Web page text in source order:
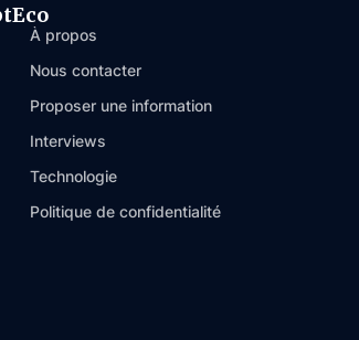
À propos
Nous contacter
Proposer une information
Interviews
Technologie
Politique de confidentialité